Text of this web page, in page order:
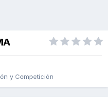
y Competición